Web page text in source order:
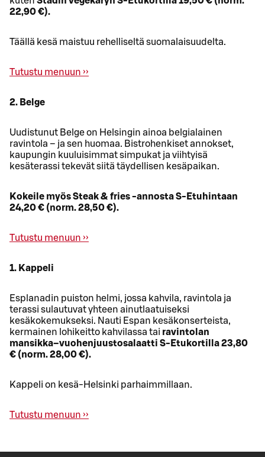
22,90 €).
Täällä kesä maistuu rehelliseltä suomalaisuudelta.
Tutustu menuun ››
2. Belge
Uudistunut Belge on Helsingin ainoa belgialainen
ravintola – ja sen huomaa. Bistrohenkiset annokset,
kaupungin kuuluisimmat simpukat ja viihtyisä
kesäterassi tekevät siitä täydellisen kesäpaikan.
Kokeile myös Steak & fries ‑annosta S‑Etuhintaan
24,20 € (norm. 28,50 €).
Tutustu menuun ››
1. Kappeli
Esplanadin puiston helmi, jossa kahvila, ravintola ja
terassi sulautuvat yhteen ainutlaatuiseksi
kesäkokemukseksi. Nauti Espan kesäkonserteista,
kermainen lohikeitto kahvilassa tai ravintolan
mansikka–vuohenjuustosalaatti S‑Etukortilla 23,80
€ (norm. 28,00 €).
Kappeli on kesä-Helsinki parhaimmillaan.
Tutustu menuun ››